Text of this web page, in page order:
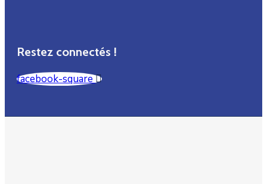
Restez connectés !
facebook-square